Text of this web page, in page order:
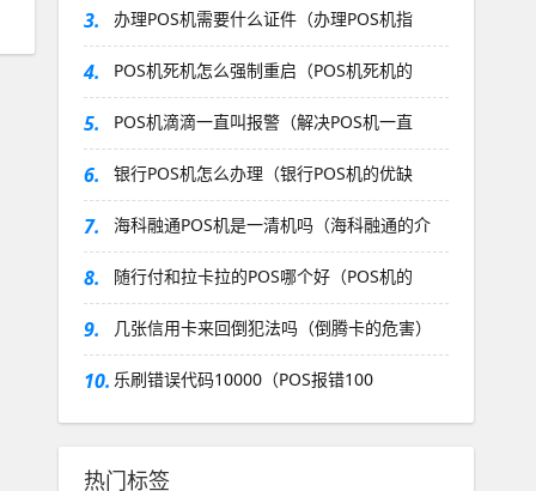
3. 办理POS机需要什么证件（办理POS机指
4. POS机死机怎么强制重启（POS机死机的
5. POS机滴滴一直叫报警（解决POS机一直
6. 银行POS机怎么办理（银行POS机的优缺
7. 海科融通POS机是一清机吗（海科融通的介
8. 随行付和拉卡拉的POS哪个好（POS机的
9. 几张信用卡来回倒犯法吗（倒腾卡的危害）
10. 乐刷错误代码10000（POS报错100
热门标签